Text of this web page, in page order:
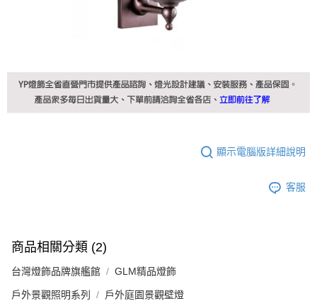
顯示電腦版詳細說明
客服
商品相關分類 (2)
台灣燈飾品牌旗艦館 GLM精品燈飾
戶外景觀照明系列 戶外庭園景觀壁燈